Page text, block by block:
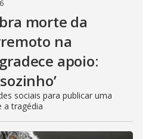
morte da
na
apoio:
sociais para publicar uma
a tragédia